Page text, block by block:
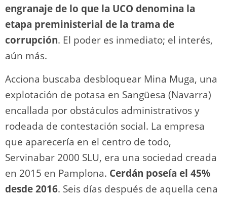
engranaje de lo que la UCO denomina la
etapa preministerial de la trama de
corrupción. El poder es inmediato; el interés,
aún más.
Acciona buscaba desbloquear Mina Muga, una
explotación de potasa en Sangüesa (Navarra)
encallada por obstáculos administrativos y
rodeada de contestación social. La empresa
que aparecería en el centro de todo,
Servinabar 2000 SLU, era una sociedad creada
en 2015 en Pamplona. Cerdán poseía el 45%
desde 2016. Seis días después de aquella cena